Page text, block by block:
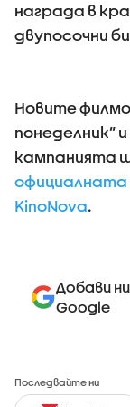
награда в
двупосочни
Новите
понеделник”
кампанията
официалната
KinoNova.
Добави
Google
Последвайте ни